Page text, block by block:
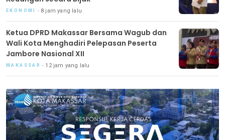
EKONOMI 8 jam yang lalu
Ketua DPRD Makassar Bersama Wagub dan
Wali Kota Menghadiri Pelepasan Peserta
Jambore Nasional XII
MAKASSAR 12 jam yang lalu